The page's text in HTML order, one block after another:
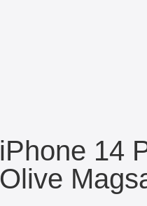
iPhone 14
Olive